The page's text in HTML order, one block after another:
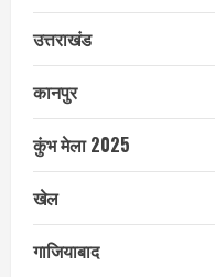
उत्तराखंड
कानपुर
कुंभ मेला 2025
खेल
गाजियाबाद